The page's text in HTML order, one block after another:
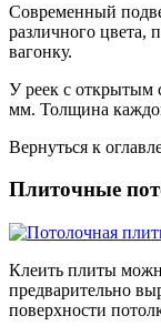
Современный
различного цвета,
вагонку.
У реек с открытым
мм. Толщина
Вернуться к
Плиточные
Клеить плиты
предварительно
поверхности